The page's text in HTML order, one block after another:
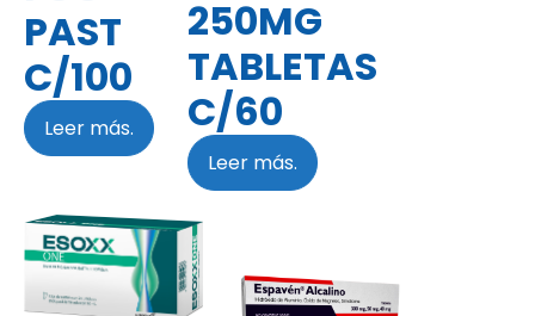
PAST
C/100
Leer más.
250MG
TABLETAS
C/60
Leer más.